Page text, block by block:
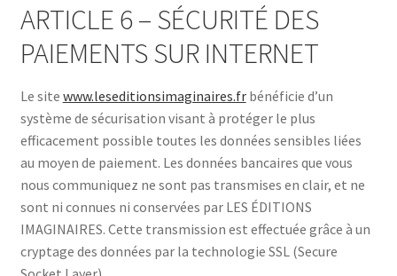
ARTICLE 6 – SÉCURITÉ DES
PAIEMENTS SUR INTERNET
Le site www.leseditionsimaginaires.frbénéficie d’un
système de sécurisation visant à protéger le plus
efficacement possible toutes les données sensibles liées
au moyen de paiement. Les données bancaires que vous
nous communiquez ne sont pas transmises en clair, et ne
sont ni connues ni conservées par LES ÉDITIONS
IMAGINAIRES. Cette transmission est effectuée grâce à un
cryptage des données par la technologie SSL (Secure